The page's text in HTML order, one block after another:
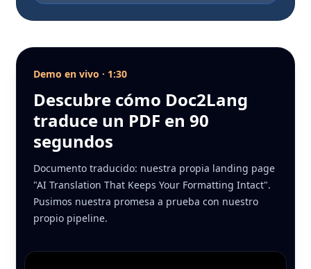
Demo en vivo · 1:30
Descubre cómo Doc2Lang
traduce un PDF en 90
segundos
Documento traducido: nuestra propia landing page
"AI Translation That Keeps Your Formatting Intact".
Pusimos nuestra promesa a prueba con nuestro
propio pipeline.